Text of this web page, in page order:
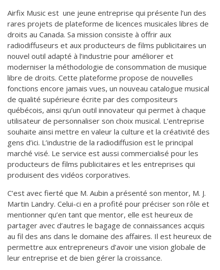
Airfix Music est une jeune entreprise qui présente l’un des
rares projets de plateforme de licences musicales libres de
droits au Canada. Sa mission consiste à offrir aux
radiodiffuseurs et aux producteurs de films publicitaires un
nouvel outil adapté à l’industrie pour améliorer et
moderniser la méthodologie de consommation de musique
libre de droits. Cette plateforme propose de nouvelles
fonctions encore jamais vues, un nouveau catalogue musical
de qualité supérieure écrite par des compositeurs
québécois, ainsi qu’un outil innovateur qui permet à chaque
utilisateur de personnaliser son choix musical. L’entreprise
souhaite ainsi mettre en valeur la culture et la créativité des
gens d’ici. L’industrie de la radiodiffusion est le principal
marché visé. Le service est aussi commercialisé pour les
producteurs de films publicitaires et les entreprises qui
produisent des vidéos corporatives.
C’est avec fierté que M. Aubin a présenté son mentor, M. J.
Martin Landry. Celui-ci en a profité pour préciser son rôle et
mentionner qu’en tant que mentor, elle est heureux de
partager avec d’autres le bagage de connaissances acquis
au fil des ans dans le domaine des affaires. Il est heureux de
permettre aux entrepreneurs d’avoir une vision globale de
leur entreprise et de bien gérer la croissance.